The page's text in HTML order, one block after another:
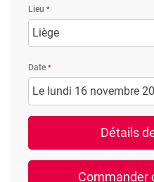
Lieu
Liège
Date
Le lundi 16 novembre